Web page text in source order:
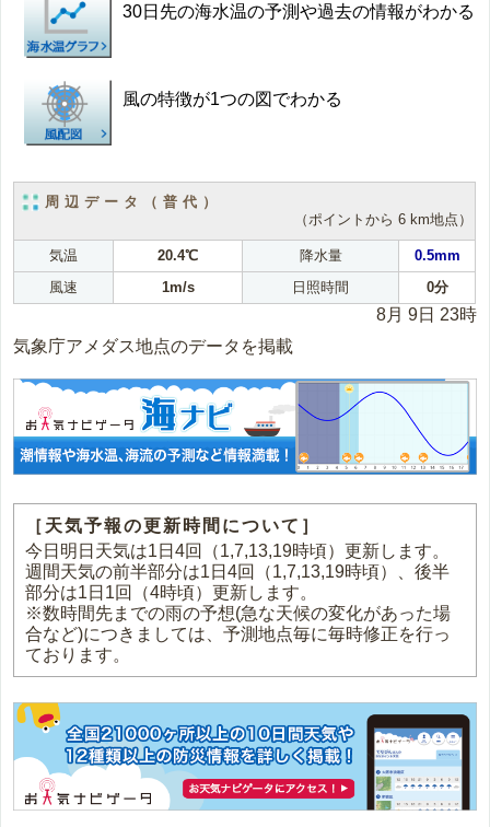
30日先の海水温の予測や過去の情報がわかる
風の特徴が1つの図でわかる
周辺データ（普代）
（ポイントから 6 km地点）
気温 20.4℃ 降水量
0.5mm
風速
1m/s 日照時間 0分
8月 9日 23時
気象庁アメダス地点のデータを掲載
［天気予報の更新時間について］
今日明日天気は1日4回（1,7,13,19時頃）更新します。
週間天気の前半部分は1日4回（1,7,13,19時頃）、後半
部分は1日1回（4時頃）更新します。
※数時間先までの雨の予想(急な天候の変化があった場
合など)につきましては、予測地点毎に毎時修正を行っ
ております。